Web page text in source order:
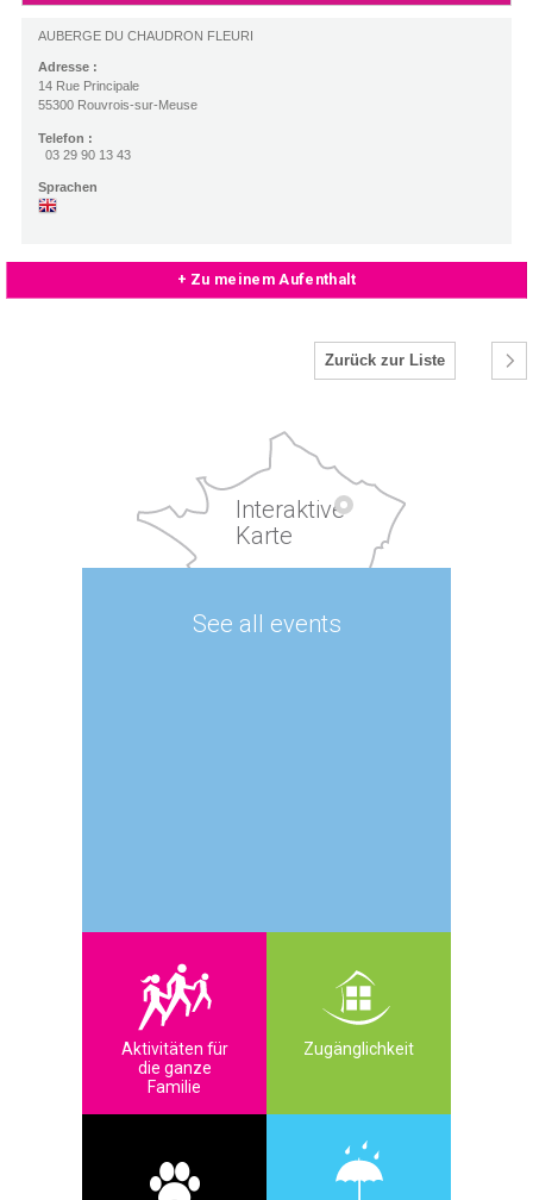
AUBERGE DU CHAUDRON FLEURI
Adresse :
14 Rue Principale
55300 Rouvrois-sur-Meuse
Telefon :
03 29 90 13 43
Sprachen
+ Zu meinem Aufenthalt
Zurück zur Liste
Interaktive
Karte
See all events
Aktivitäten für
die ganze
Familie
Zugänglichkeit